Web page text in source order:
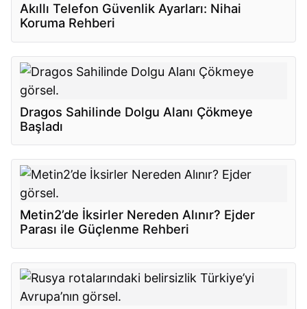
Akıllı Telefon Güvenlik Ayarları: Nihai
Koruma Rehberi
Dragos Sahilinde Dolgu Alanı Çökmeye
Başladı
Metin2’de İksirler Nereden Alınır? Ejder
Parası ile Güçlenme Rehberi